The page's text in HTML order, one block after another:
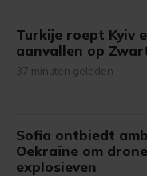
Turkije roept Kyiv
aanvallen op
37 minuten geleden
Sofia ontbiedt
Oekraïne om
explosieven